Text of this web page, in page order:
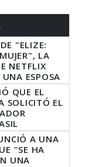
"ELIZE:
LA
NETFLIX
UNA ESPOSA
A SU
QUE EL
SOLICITÓ EL
A UNA
"SE HA
UNA